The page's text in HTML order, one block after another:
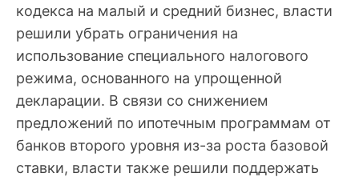
кодекса на малый и средний бизнес, власти
решили убрать ограничения на
использование специального налогового
режима, основанного на упрощенной
декларации. В связи со снижением
предложений по ипотечным программам от
банков второго уровня из-за роста базовой
ставки, власти также решили поддержать